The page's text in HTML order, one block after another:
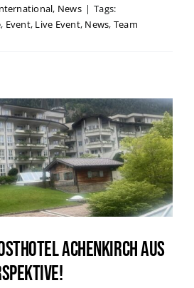
, News | Tags:
, Event, Live Event, News, Team
Achenkirch aus